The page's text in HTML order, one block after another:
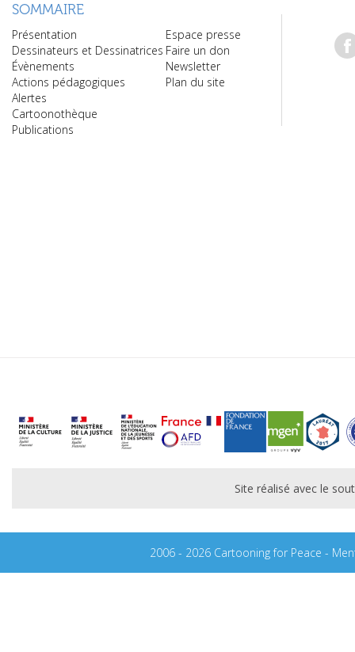
SOMMAIRE
Présentation
Dessinateurs et Dessinatrices
Évènements
Actions pédagogiques
Alertes
Cartoonothèque
Publications
Espace presse
Faire un don
Newsletter
Plan du site
Site réalisé avec le
2006 - 2026 Cartooning for Peace -